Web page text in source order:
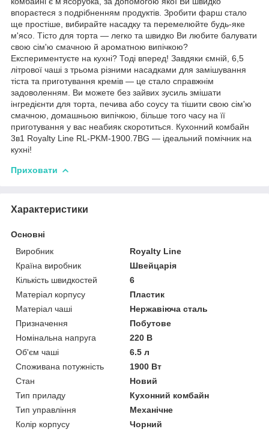
впораєтеся з подрібненням продуктів. Зробити фарш стало
ще простіше, вибирайте насадку та перемелюйте будь-яке
м'ясо. Тісто для торта — легко та швидко Ви любите балувати
свою сім'ю смачною й ароматною випічкою?
Експериментуєте на кухні? Тоді вперед! Завдяки ємній, 6,5
літрової чаші з трьома різними насадками для замішування
тіста та приготування кремів — це стало справжнім
задоволенням. Ви можете без зайвих зусиль змішати
інгредієнти для торта, печива або соусу та тішити свою сім'ю
смачною, домашньою випічкою, більше того часу на її
приготування у вас неабияк скоротиться. Кухонний комбайн
3в1 Royalty Line RL-PKM-1900.7BG — ідеальний помічник на
кухні!
Приховати
Характеристики
Основні
Виробник
Royalty Line
Країна виробник
Швейцарія
Кількість швидкостей
6
Матеріал корпусу
Пластик
Матеріал чаші
Нержавіюча сталь
Призначення
Побутове
Номінальна напруга
220 В
Об'єм чаші
6.5 л
Споживана потужність
1900 Вт
Стан
Новий
Тип приладу
Кухонний комбайн
Тип управління
Механічне
Колір корпусу
Чорний